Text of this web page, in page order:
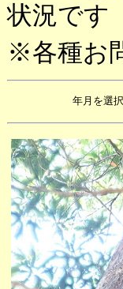
状況です
※各種お
年月を選